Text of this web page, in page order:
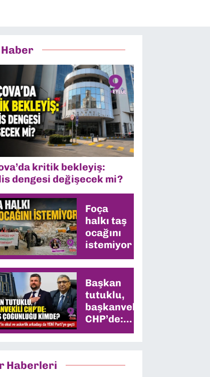
Haber
kritik bekleyiş:
dengesi değişecek mi?
Foça
halkı taş
ocağını
istemiyor
Başkan
tutuklu,
başkanvekili
CHP’de:
Meclis
Haberleri